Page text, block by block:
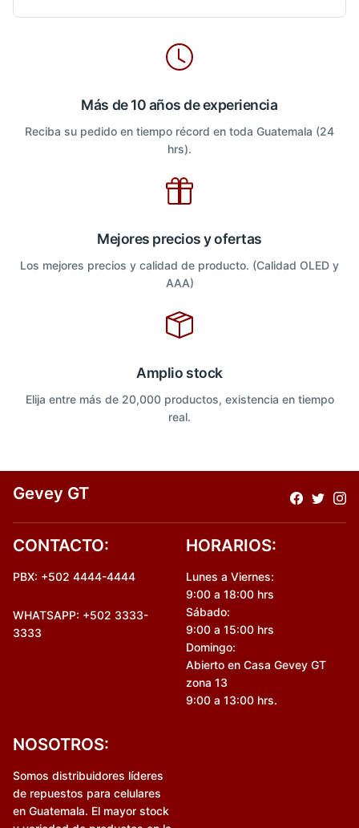
Más de 10 años de experiencia
Reciba su pedido en tiempo récord en toda Guatemala (24
hrs).
Mejores precios y ofertas
Los mejores precios y calidad de producto. (Calidad OLED y
AAA)
Amplio stock
Elija entre más de 20,000 productos, existencia en tiempo
real.
Gevey GT
CONTACTO:
PBX: +502 4444-4444
WHATSAPP: +502 3333-
3333
HORARIOS:
Lunes a Viernes:
9:00 a 18:00 hrs
Sábado:
9:00 a 15:00 hrs
Domingo:
Abierto en Casa Gevey GT
zona 13
9:00 a 13:00 hrs.
NOSOTROS:
Somos distribuidores líderes
de repuestos para celulares
en Guatemala. El mayor stock